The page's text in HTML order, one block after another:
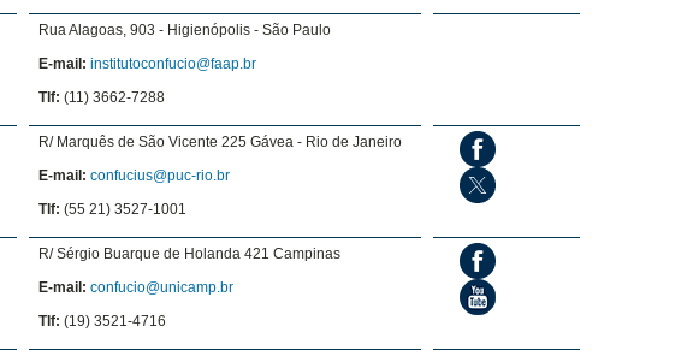
Rua Alagoas, 903 - Higienópolis - São Paulo
E-mail: institutoconfucio@faap.br
Tlf: (11) 3662-7288
R/ Marquês de São Vicente 225 Gávea - Rio de Janeiro
E-mail: confucius@puc-rio.br
Tlf: (55 21) 3527-1001
R/ Sérgio Buarque de Holanda 421 Campinas
E-mail: confucio@unicamp.br
Tlf: (19) 3521-4716